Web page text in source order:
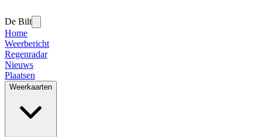
De Bilt
Home
Weerbericht
Regenradar
Nieuws
Plaatsen
Weerkaarten